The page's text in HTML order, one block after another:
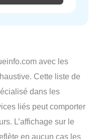
avec les
Cette liste de
dans les
liés peut comporter
L’affichage sur le
en aucun cas les